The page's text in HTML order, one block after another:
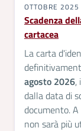
OTTOBRE 2025
Scadenza
cartacea
La carta
agosto 2026,
dalla data di
documento.A
non sarà più